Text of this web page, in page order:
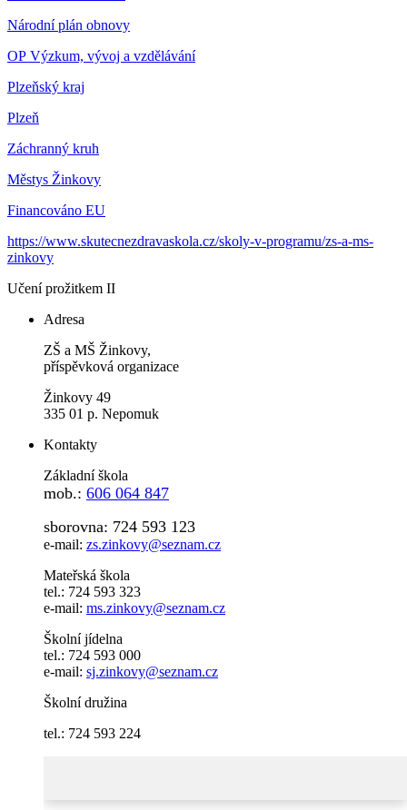
Národní plán obnovy
OP Výzkum, vývoj a vzdělávání
Plzeňský kraj
Plzeň
Záchranný kruh
Městys Žinkovy
Financováno EU
https://www.skutecnezdravaskola.cz/skoly-v-programu/zs-a-ms-
zinkovy
Učení prožitkem II
Adresa
ZŠ a MŠ Žinkovy,
příspěvková organizace
Žinkovy 49
335 01 p. Nepomuk
Kontakty
Základní škola
mob.: 606 064 847
sborovna: 724 593 123
e-mail: zs.zinkovy@seznam.cz
Mateřská škola
tel.: 724 593 323
e-mail: ms.zinkovy@seznam.cz
Školní jídelna
tel.: 724 593 000
e-mail: sj.zinkovy@seznam.cz
Školní družina
tel.: 724 593 224